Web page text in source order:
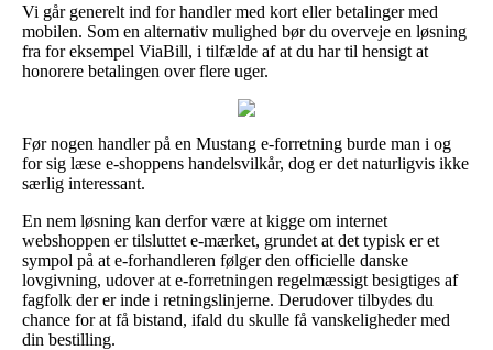
Vi går generelt ind for handler med kort eller betalinger med
mobilen. Som en alternativ mulighed bør du overveje en løsning
fra for eksempel ViaBill, i tilfælde af at du har til hensigt at
honorere betalingen over flere uger.
Før nogen handler på en Mustang e-forretning burde man i og
for sig læse e-shoppens handelsvilkår, dog er det naturligvis ikke
særlig interessant.
En nem løsning kan derfor være at kigge om internet
webshoppen er tilsluttet e-mærket, grundet at det typisk er et
sympol på at e-forhandleren følger den officielle danske
lovgivning, udover at e-forretningen regelmæssigt besigtiges af
fagfolk der er inde i retningslinjerne. Derudover tilbydes du
chance for at få bistand, ifald du skulle få vanskeligheder med
din bestilling.